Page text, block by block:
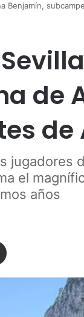
Benjamín,
de
de
jugadores
el
años